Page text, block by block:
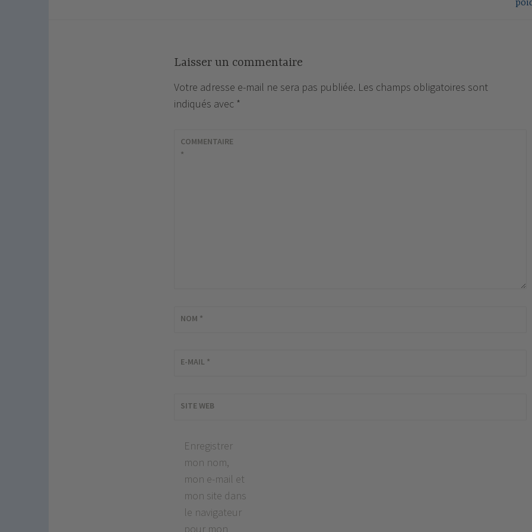
Laisser un commentaire
Votre adresse e-mail ne sera pas publiée. Les champs obligatoires sont
indiqués avec *
COMMENTAIRE
*
NOM *
E-MAIL *
SITE WEB
Enregistrer
mon nom,
mon e-mail et
mon site dans
le navigateur
pour mon